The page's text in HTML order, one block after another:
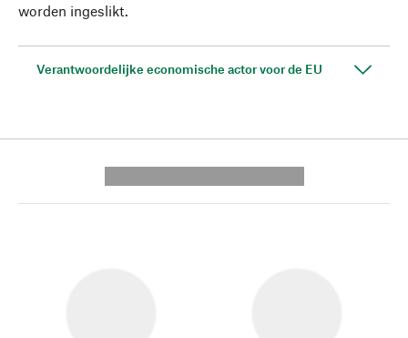
worden ingeslikt.
Verantwoordelijke economische actor voor de EU